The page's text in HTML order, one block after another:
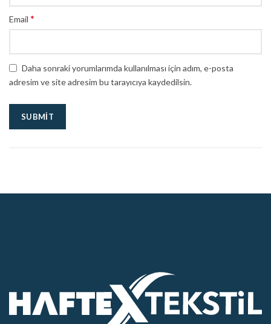
Email *
Daha sonraki yorumlarımda kullanılması için adım, e-posta
adresim ve site adresim bu tarayıcıya kaydedilsin.